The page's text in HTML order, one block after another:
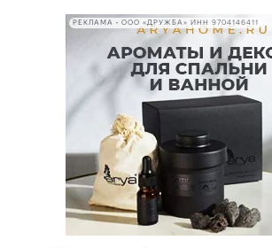
РЕКЛАМА • ООО «ДРУЖБА» ИНН 9704146411